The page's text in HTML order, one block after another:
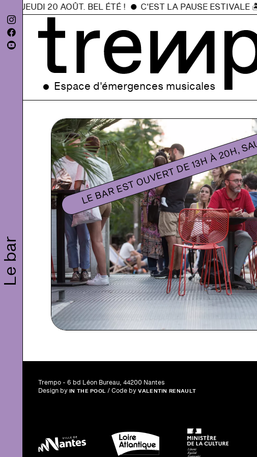
JEUDI 20 AOÛT. BEL ÉTÉ ! C'EST LA PAUSE ESTIVALE 🏝️
Espace d'émergences musicales
LE BAR EST OUVERT DE 13H À
Trempo - 6 bd Léon Bureau, 44200 Nantes
Design byIN THE POOL / Code byVALENTIN RENAULT